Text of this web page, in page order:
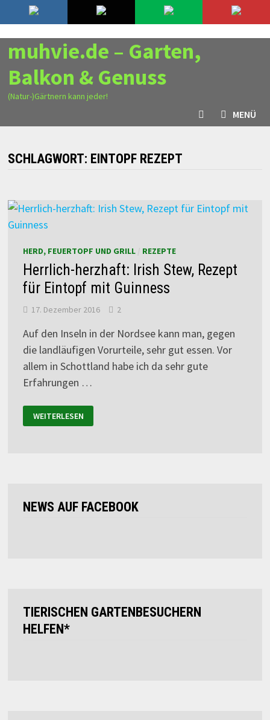
Zurück
zum
Inhalt
7. August 2026
muhvie.de – Garten,
Balkon & Genuss
(Natur-)Gärtnern kann jeder!
MENÜ
SCHLAGWORT: EINTOPF REZEPT
HERD, FEUERTOPF UND GRILL/ REZEPTE
Herrlich-herzhaft: Irish Stew, Rezept
für Eintopf mit Guinness
17. Dezember 2016 2
Auf den Inseln in der Nordsee kann man, gegen
die landläufigen Vorurteile, sehr gut essen. Vor
allem in Schottland habe ich da sehr gute
Erfahrungen …
WEITERLESEN
NEWS AUF FACEBOOK
TIERISCHEN GARTENBESUCHERN
HELFEN*